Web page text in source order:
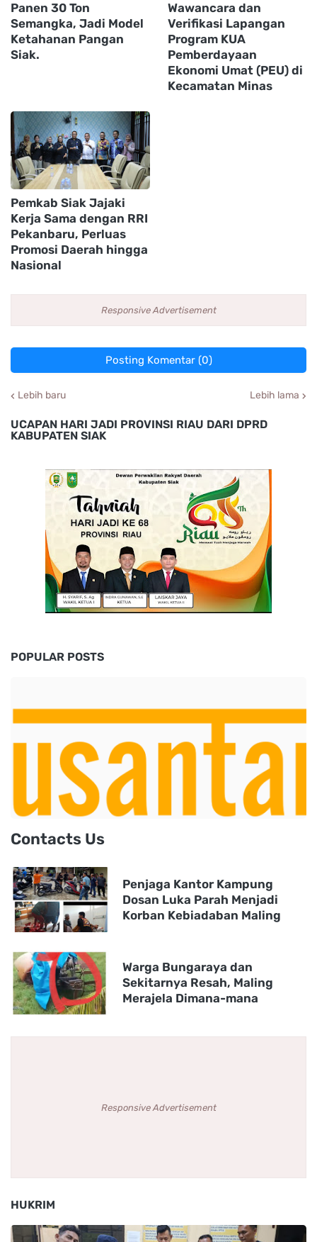
Panen 30 Ton
Semangka, Jadi Model
Ketahanan Pangan
Siak.
Wawancara dan
Verifikasi Lapangan
Program KUA
Pemberdayaan
Ekonomi Umat (PEU) di
Kecamatan Minas ‎
Pemkab Siak Jajaki
Kerja Sama dengan RRI
Pekanbaru, Perluas
Promosi Daerah hingga
Nasional
Responsive Advertisement
Posting Komentar (0)
Lebih baru Lebih lama
UCAPAN HARI JADI PROVINSI RIAU DARI DPRD
KABUPATEN SIAK
POPULAR POSTS
Contacts Us
Penjaga Kantor Kampung
Dosan Luka Parah Menjadi
Korban Kebiadaban Maling
Warga Bungaraya dan
Sekitarnya Resah, Maling
Merajela Dimana-mana
Responsive Advertisement
HUKRIM